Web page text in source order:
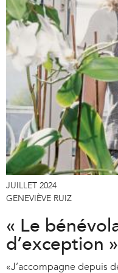
JUILLET 2024
GENEVIÈVE RUIZ
« Le
d’exception »
«J’accompagne depuis